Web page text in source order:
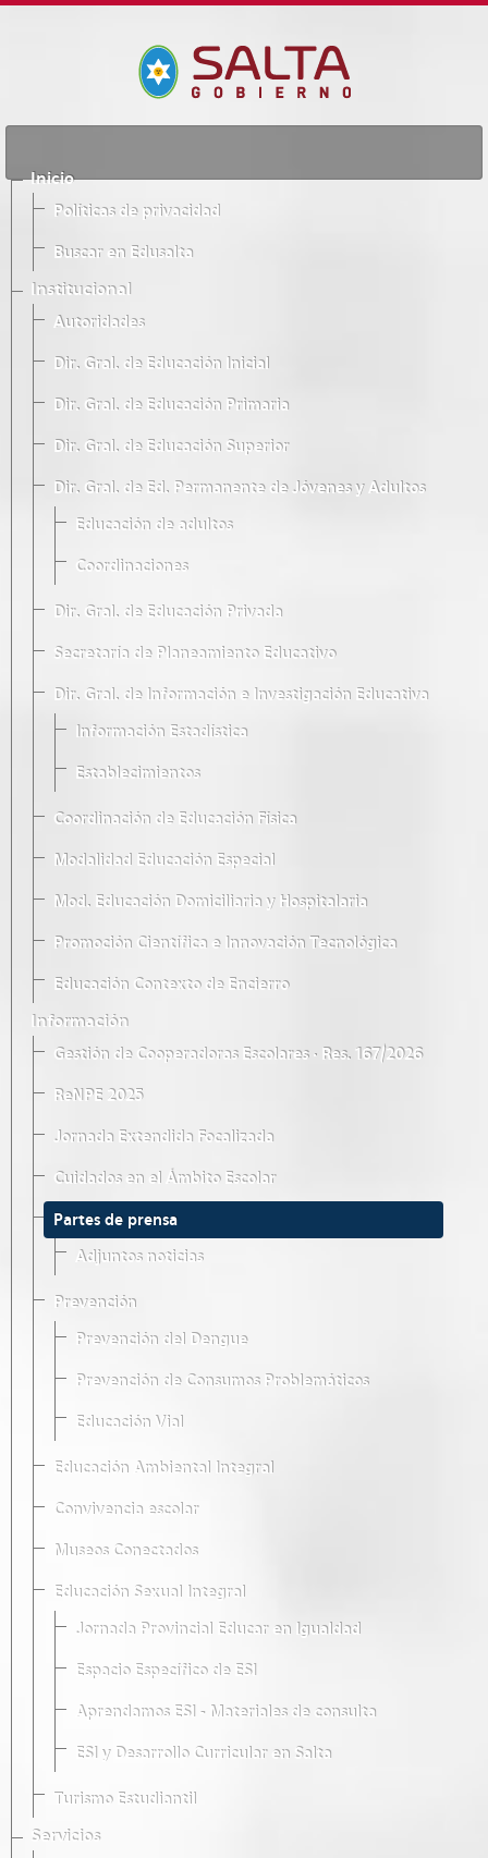
Inicio
Políticas de privacidad
Buscar en Edusalta
Institucional
Autoridades
Dir. Gral. de Educación Inicial
Dir. Gral. de Educación Primaria
Dir. Gral. de Educación Superior
Dir. Gral. de Ed. Permanente de Jóvenes y Adultos
Educación de adultos
Coordinaciones
Dir. Gral. de Educación Privada
Secretaría de Planeamiento Educativo
Dir. Gral. de Información e Investigación Educativa
Información Estadística
Establecimientos
Coordinación de Educación Física
Modalidad Educación Especial
Mod. Educación Domiciliaria y Hospitalaria
Promoción Científica e Innovación Tecnológica
Educación Contexto de Encierro
Información
Gestión de Cooperadoras Escolares · Res. 167/2026
ReNPE 2025
Jornada Extendida Focalizada
Cuidados en el Ámbito Escolar
Partes de prensa
Adjuntos noticias
Prevención
Prevención del Dengue
Prevención de Consumos Problemáticos
Educación Vial
Educación Ambiental Integral
Convivencia escolar
Museos Conectados
Educación Sexual Integral
Jornada Provincial Educar en Igualdad
Espacio Específico de ESI
Aprendamos ESI - Materiales de consulta
ESI y Desarrollo Curricular en Salta
Turismo Estudiantil
Servicios